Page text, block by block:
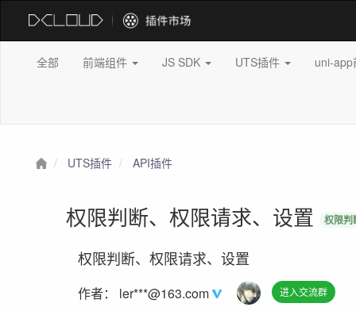
全部 前端组件 JS SDK UTS插件 uni-
UTS插件 API插件
权限判断、权限请求、设置 权限判
权限判断、权限请求、设置
作者： ler***@163.com 进入交流群